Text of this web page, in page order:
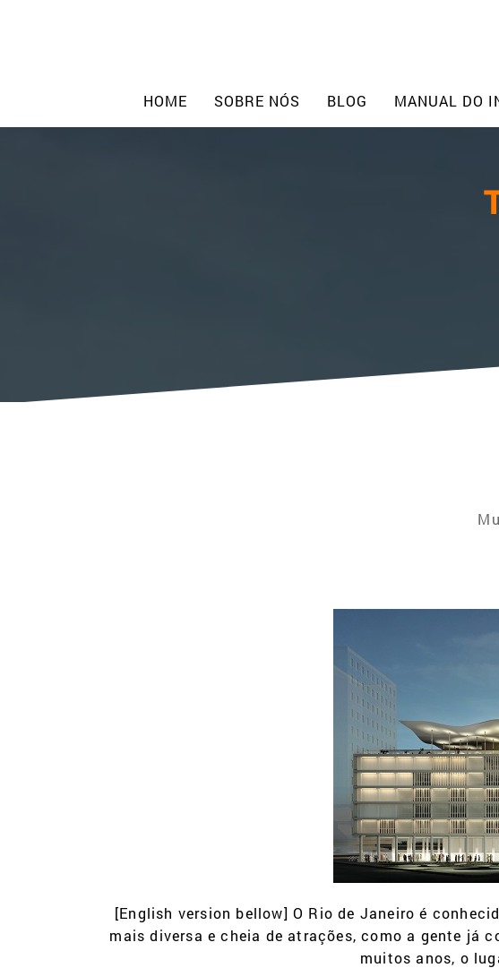
HOME SOBRE NÓS BLOG MANUAL DO
[English version bellow] O Rio de Janeiro é
mais diversa e cheia de atrações, como a gente já
muitos anos, o